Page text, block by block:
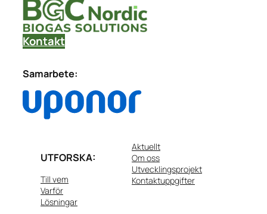
Kontakt
Samarbete:
UTFORSKA:
Till vem
Varför
Lösningar
Aktuellt
Om oss
Utvecklingsprojekt
Kontaktuppgifter